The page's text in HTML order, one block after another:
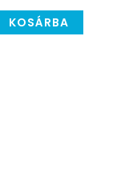
KOSÁRBA